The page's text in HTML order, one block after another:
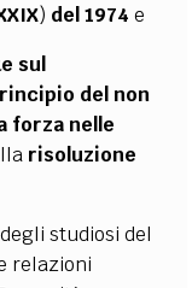
) del 1974e
sul
del non
forza nelle
risoluzione
studiosi del
relazioni